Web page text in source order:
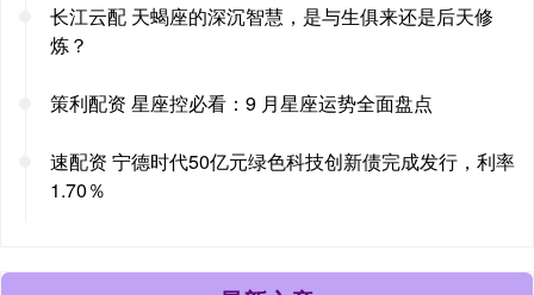
长江云配 天蝎座的深沉智慧，是与生俱来还是后天修
炼？
策利配资 星座控必看：9 月星座运势全面盘点
速配资 宁德时代50亿元绿色科技创新债完成发行，利率
1.70％